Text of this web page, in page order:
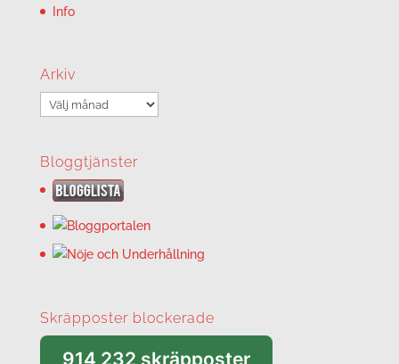
Info
Arkiv
Arkiv
Bloggtjänster
Skräpposter blockerade
914 232 skräpposter